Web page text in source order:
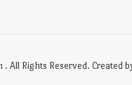
All Rights Reserved. Created